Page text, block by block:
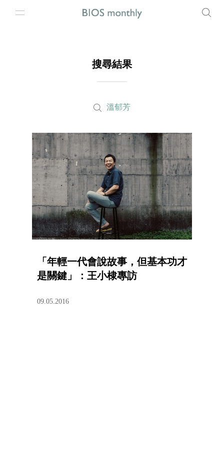
搜尋結果
溫郁芳
「年輕一代會說故事，但基本功才
是關鍵」：王小棣專訪
09.05.2016